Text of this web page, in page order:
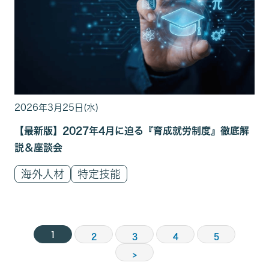
2026年3月25日(水)
【最新版】2027年4月に迫る『育成就労制度』徹底解
説＆座談会
海外人材 特定技能
1 2 3 4 5
>